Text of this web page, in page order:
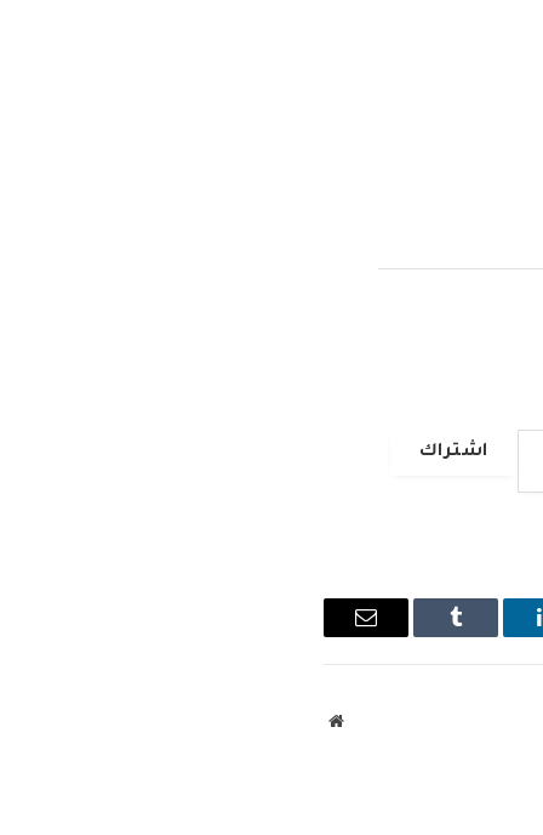
اشتراك
Tumblr
البريد
موقع